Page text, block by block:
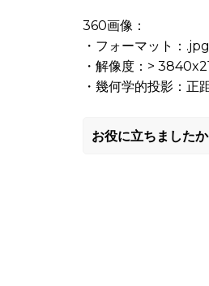
360画像：
・フォーマット：
・解像度：>
・幾何学的投影：正
お役に立ちましたか